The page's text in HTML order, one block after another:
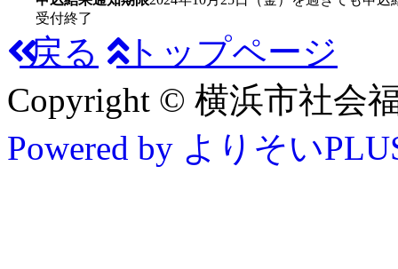
受付終了
戻る
トップページ
Copyright © 横浜市社会
Powered by よりそい